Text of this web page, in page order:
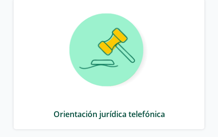
Orientación jurídica telefónica